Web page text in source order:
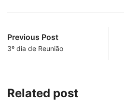
Previous Post
3º dia de Reunião
Related post